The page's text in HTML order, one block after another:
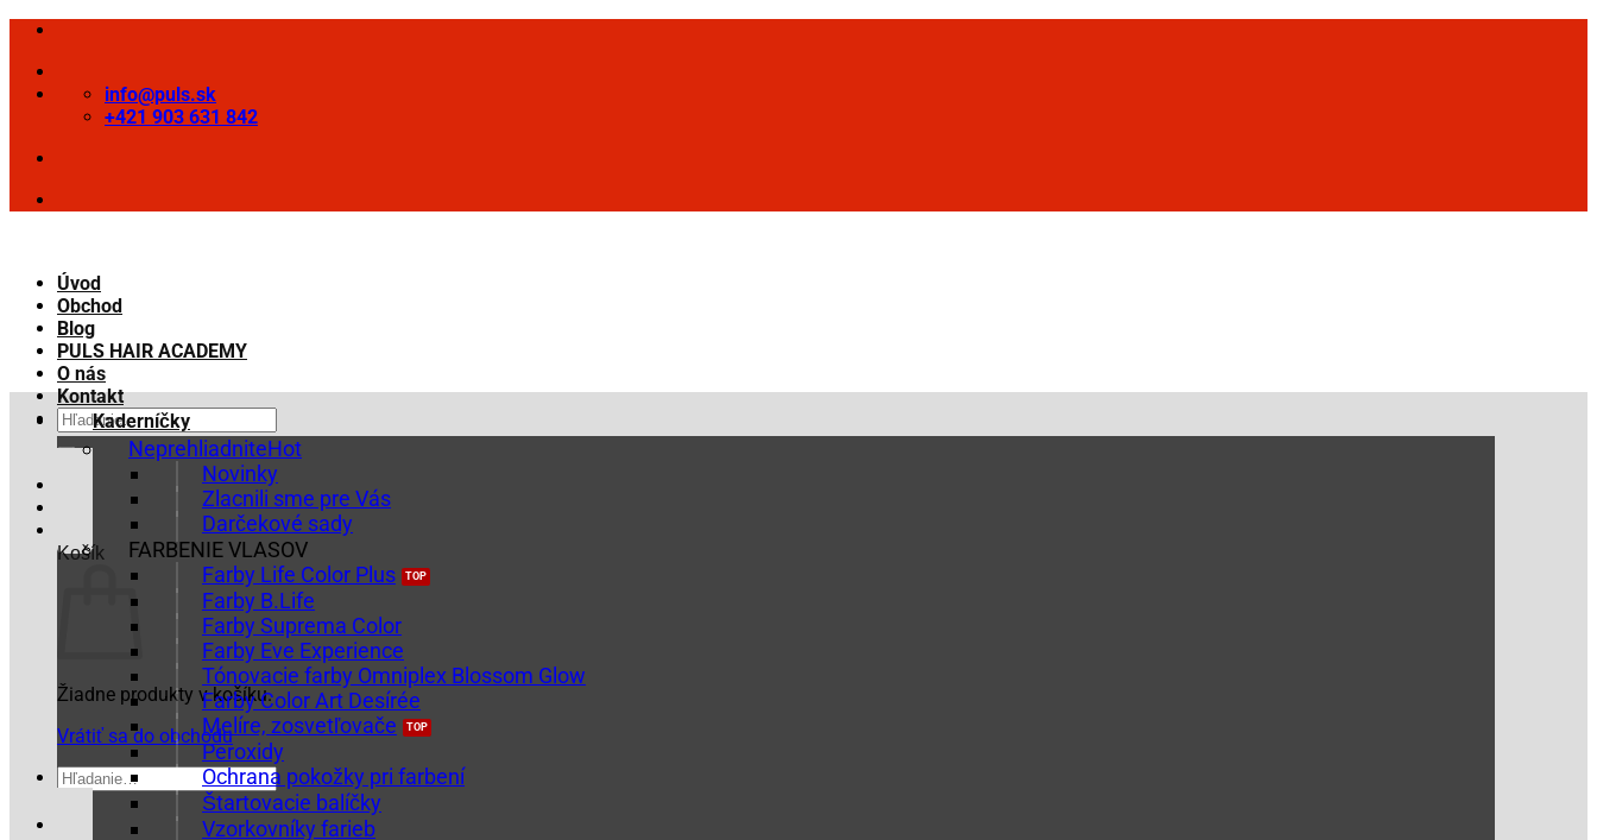
Skip
content
info@puls.sk
+421 903 631 842
Úvod
Obchod
Blog
PULS HAIR ACADEMY
O nás
Kontakt
Hľadať:
Košík
Žiadne produkty v košíku.
Vrátiť sa do obchodu
Hľadať:
Kaderníčky
Neprehliadnite
Novinky
Zlacnili sme pre Vás
Darčekové sady
FARBENIE VLASOV
Farby Life Color Plus
Farby B.Life
Farby Suprema Color
Farby Eve Experience
Tónovacie farby Omniplex Blossom Glow
Farby Color Art Desírée
Melíre, zosvetľovače
Peroxidy
Ochrana pokožky pri farbení
Štartovacie balíčky
Vzorkovníky farieb